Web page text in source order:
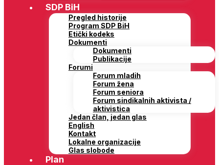
SDP BiH
Pregled historije
Program SDP BiH
Etički kodeks
Dokumenti
Dokumenti
Publikacije
Forumi
Forum mladih
Forum žena
Forum seniora
Forum sindikalnih aktivista /
aktivistica
Jedan član, jedan glas
English
Kontakt
Lokalne organizacije
Glas slobode
Plan